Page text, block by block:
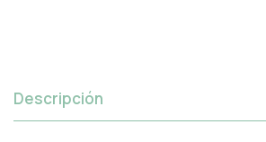
Descripción